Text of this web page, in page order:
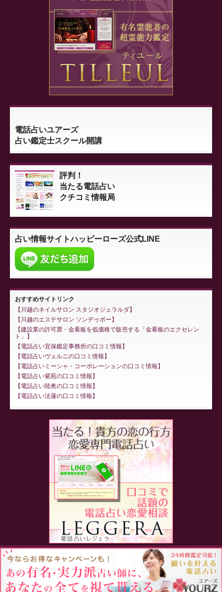
電話占いユアーズ
占い鑑定士スクール開講
評判！
当たる電話占い
クチコミ情報局
占い情報サイトハッピーローズ公式LINE
おすすめサイトリンク
川越のネイルサロン スタジオジェラルダ
川越のエステサロン ソンデゥボー
建設業の許可票・金看板を低価格で販売する「金看板のエクセレン
ト」
電話占い宜保鑑定事務所の口コミ情報
電話占いヴェルニの口コミ情報
電話占いミーシャ・コーポレーションの口コミ情報
電話占い紫苑の口コミ情報
電話占い陸奥の口コミ情報
電話占い法蓮の口コミ情報
Proudly powered by WordPress